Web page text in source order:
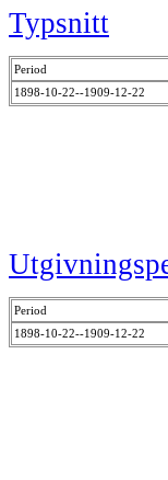
Typsnitt
Period
1898-10-22--1909-12-22
Period
1898-10-22--1909-12-22